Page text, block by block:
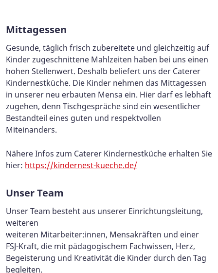
Mittagessen
Gesunde, täglich frisch zubereitete und gleichzeitig auf
Kinder zugeschnittene Mahlzeiten haben bei uns einen
hohen Stellenwert. Deshalb beliefert uns der Caterer
Kindernestküche. Die Kinder nehmen das Mittagessen
in unserer neu erbauten Mensa ein. Hier darf es lebhaft
zugehen, denn Tischgespräche sind ein wesentlicher
Bestandteil eines guten und respektvollen
Miteinanders.
Nähere Infos zum Caterer Kindernestküche erhalten Sie
hier: https://kindernest-kueche.de/
Unser Team
Unser Team besteht aus unserer Einrichtungsleitung,
weiteren
weiteren Mitarbeiter:innen, Mensakräften und einer
FSJ-Kraft, die mit pädagogischem Fachwissen, Herz,
Begeisterung und Kreativität die Kinder durch den Tag
begleiten.